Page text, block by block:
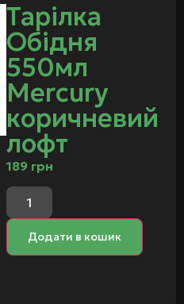
Тарілка
Обідня
550мл
Mercury
коричневий
лофт
189 грн
Додати в кошик